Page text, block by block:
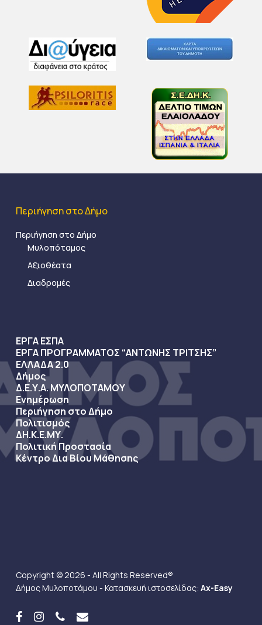
Περιήγηση στο Δήμο
Περιήγηση στο Δήμο
Μυλοπόταμος
Αξιοθέατα
Διαδρομές
ΕΡΓΑ ΕΣΠΑ
ΕΡΓΑ ΠΡΟΓΡΑΜΜΑΤΟΣ “ΑΝΤΩΝΗΣ ΤΡΙΤΣΗΣ”
ΕΛΛΑΔΑ 2.0
Δήμος
Δ.Ε.Υ.Α. ΜΥΛΟΠΟΤΑΜΟΥ
Ενημέρωση
Περιήγηση στο Δήμο
Πολιτισμός
ΔΗ.Κ.Ε.ΜΥ.
Πολιτική Προστασία
Κέντρο Δια Βίου Μάθησης
Copyright © 2026 - All Rights Reserved®
Δήμος Μυλοποτάμου - Κατασκευή ιστοσελίδας: Ax-Easy
facebookinstagramphoneemail